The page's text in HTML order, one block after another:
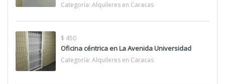
Categoría: Alquileres en Caracas
$ 450
Oficina céntrica en La Avenida Universidad
Categoría: Alquileres en Caracas